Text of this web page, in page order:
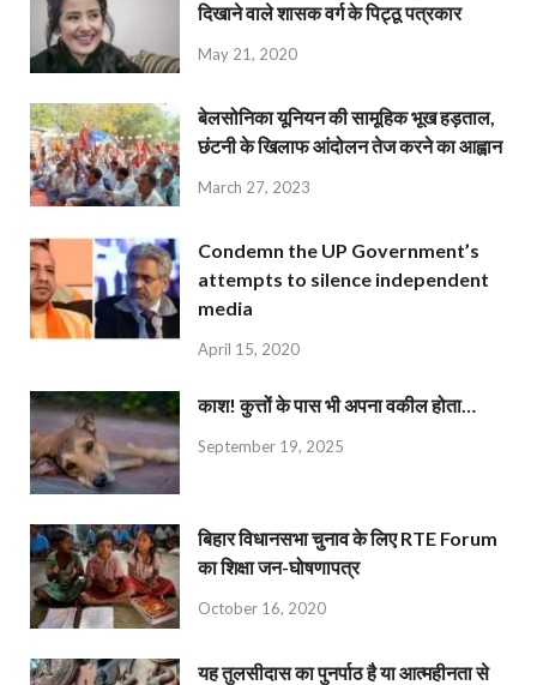
दिखाने वाले शासक वर्ग के पिट्ठू पत्रकार
May 21, 2020
बेलसोनिका यूनियन की सामूहिक भूख हड़ताल,
छंटनी के खिलाफ आंदोलन तेज करने का आह्वान
March 27, 2023
Condemn the UP Government’s
attempts to silence independent
media
April 15, 2020
काश! कुत्तों के पास भी अपना वकील होता…
September 19, 2025
बिहार विधानसभा चुनाव के लिए RTE Forum
का शिक्षा जन-घोषणापत्र
October 16, 2020
यह तुलसीदास का पुनर्पाठ है या आत्महीनता से